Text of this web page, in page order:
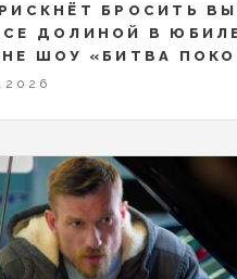
БРОСИТЬ
ДОЛИНОЙ В
ШОУ «БИТВА